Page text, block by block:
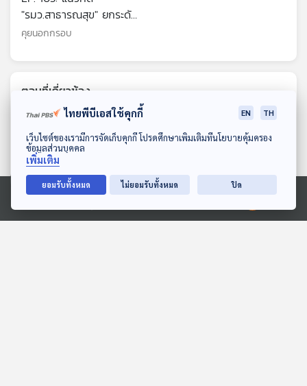
ดาวน์โหลด Thai PBS Podcast Application
Ⓒ 2020 องค์การกระจายเสียงและแพร่ภาพสาธารณะแห่งประเทศไทย
"รมว.สาธารณสุข" ยกระดับ
ระบบสุขภาพไทย
คุยนอกกรอบ
ตอนที่เกี่ยวข้อง
ไทยพีบีเอสใช้คุกกี้ EN TH
เว็บไซต์ของเรามีการจัดเก็บคุกกี้ โปรดศึกษาเพิ่มเติมที่นโยบายคุ้มครอง
ข้อมูลส่วนบุคคล
เพิ่มเติม
ยอมรับทั้งหมด ไม่ยอมรับทั้งหมด ปิด